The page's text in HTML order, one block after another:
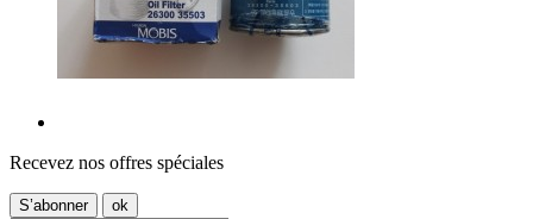
Recevez nos offres spéciales